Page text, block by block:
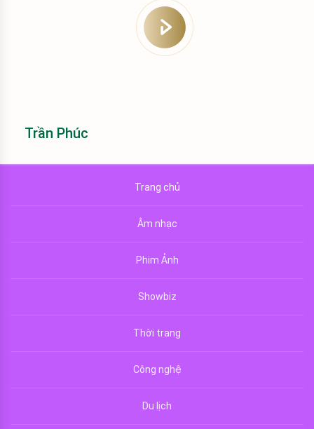
Trần Phúc
Trang chủ
Âm nhạc
Phim Ảnh
Showbiz
Thời trang
Công nghệ
Du lịch